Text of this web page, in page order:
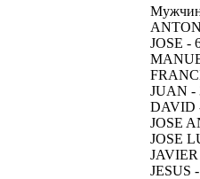
JOSE -
JUAN -
DAVID
JOSE
JOSE
JAVIER
JESUS